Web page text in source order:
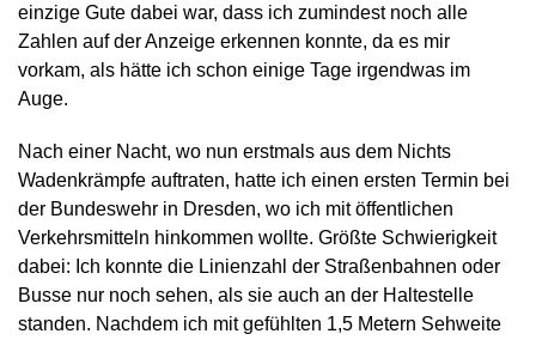
einzige Gute dabei war, dass ich zumindest noch alle
Zahlen auf der Anzeige erkennen konnte, da es mir
vorkam, als hätte ich schon einige Tage irgendwas im
Auge.
Nach einer Nacht, wo nun erstmals aus dem Nichts
Wadenkrämpfe auftraten, hatte ich einen ersten Termin bei
der Bundeswehr in Dresden, wo ich mit öffentlichen
Verkehrsmitteln hinkommen wollte. Größte Schwierigkeit
dabei: Ich konnte die Linienzahl der Straßenbahnen oder
Busse nur noch sehen, als sie auch an der Haltestelle
standen. Nachdem ich mit gefühlten 1,5 Metern Sehweite